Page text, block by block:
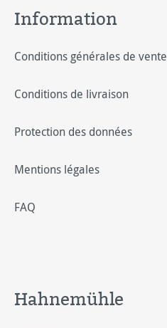
Information
Conditions générales de vente
Conditions de livraison
Protection des données
Mentions légales
FAQ
Hahnemühle